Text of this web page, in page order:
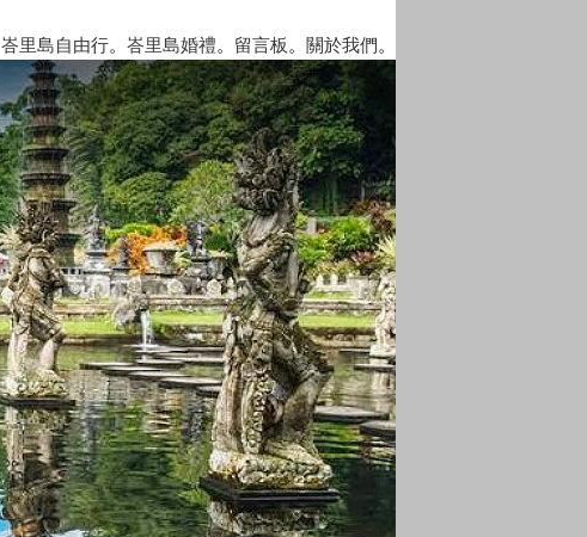
峇里島自由行。 峇里島婚禮。 留言板 。 關於我們 。